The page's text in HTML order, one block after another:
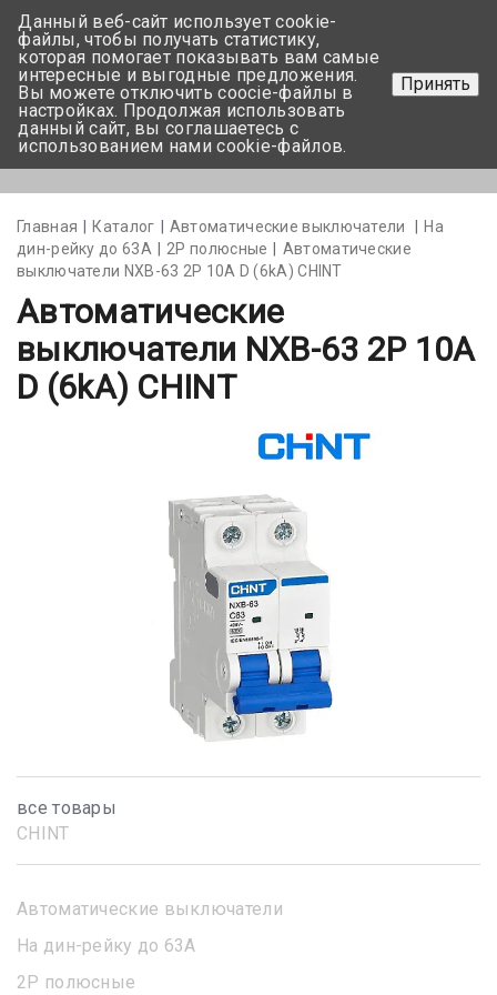
+375 17-350-99-56
+375 44-752-82-08
Задать вопрос
Главная Каталог Автоматические выключатели
На
дин-рейку до 63А
2Р полюсные
Автоматические
выключатели NXB-63 2P 10A D (6kA) CHINT
Автоматические
выключатели NXB-63 2P 10A
D (6kA) CHINT
все товары
CHINT
Автоматические выключатели
На дин-рейку до 63А
2Р полюсные
Данный веб-сайт использует cookie-
файлы, чтобы получать статистику,
которая помогает показывать вам самые
интересные и выгодные предложения.
Вы можете отключить coocie-файлы в
настройках. Продолжая использовать
данный сайт, вы соглашаетесь с
использованием нами cookie-файлов.
Принять